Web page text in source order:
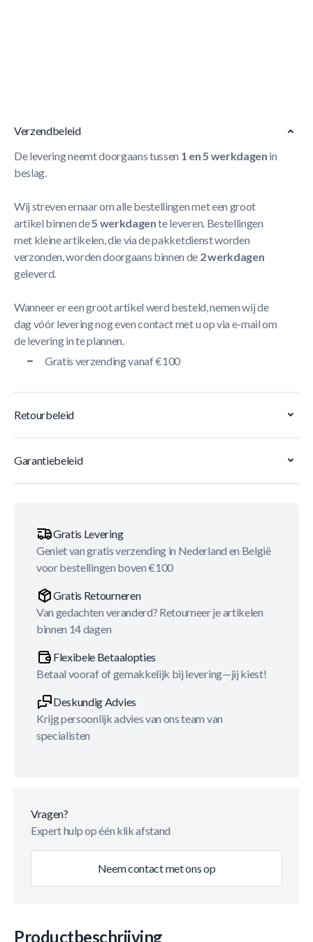
Verzendbeleid
De levering neemt doorgaans tussen 1 en 5 werkdagen in
beslag.
Wij streven ernaar om alle bestellingen met een groot
artikel binnen de5 werkdagente leveren. Bestellingen
met kleine artikelen, die via de pakketdienst worden
verzonden, worden doorgaans binnen de 2 werkdagen
geleverd.
Wanneer er een groot artikel werd besteld, nemen wij de
dag vóór levering nog even contact met u op via e-mail om
de levering in te plannen.
Gratis verzending vanaf €100
Retourbeleid
Garantiebeleid
Gratis Levering
Geniet van gratis verzending in Nederland en België
voor bestellingen boven €100
Gratis Retourneren
Van gedachten veranderd? Retourneer je artikelen
binnen 14 dagen
Flexibele Betaalopties
Betaal vooraf of gemakkelijk bij levering—jij kiest!
Deskundig Advies
Krijg persoonlijk advies van ons team van
specialisten
Vragen?
Expert hulp op één klik afstand
Neem contact met ons op
Productbeschrijving